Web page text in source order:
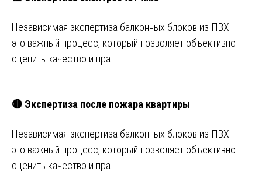
Независимая экспертиза балконных блоков из ПВХ —
это важный процесс, который позволяет объективно
оценить качество и пра…
🔴 Экспертиза после пожара квартиры
Независимая экспертиза балконных блоков из ПВХ —
это важный процесс, который позволяет объективно
оценить качество и пра…